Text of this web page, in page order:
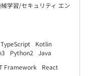
学習/セキュリティ エン
TypeScript
Kotlin
Python2
Java
Framework
React